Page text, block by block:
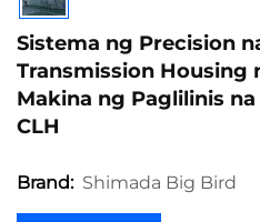
Sistema ng Precision
Transmission Housing
Makina ng Paglilinis
CLH
Brand: Shimada Big Bird